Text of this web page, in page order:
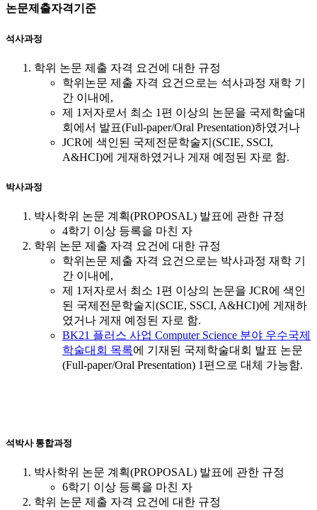
논문제출자격기준
석사과정
학위 논문 제출 자격 요건에 대한 규정
학위논문 제출 자격 요건으로는 석사과정 재학 기
간 이내에,
제 1저자로서 최소 1편 이상의 논문을 국제학술대
회에서 발표(Full-paper/Oral Presentation)하였거나
JCR에 색인된 국제전문학술지(SCIE, SSCI,
A&HCI)에 게재하였거나 게재 예정된 자로 함.
박사과정
박사학위 논문 계획(PROPOSAL) 발표에 관한 규정
4학기 이상 등록을 마친 자
학위 논문 제출 자격 요건에 대한 규정
학위논문 제출 자격 요건으로는 박사과정 재학 기
간 이내에,
제 1저자로서 최소 1편 이상의 논문을 JCR에 색인
된 국제전문학술지(SCIE, SSCI, A&HCI)에 게재하
였거나 게재 예정된 자로 함.
BK21 플러스 사업 Computer Science 분야 우수국제
학술대회 목록에 기재된 국제학술대회 발표 논문
(Full-paper/Oral Presentation) 1편으로 대체 가능함.
석박사 통합과정
박사학위 논문 계획(PROPOSAL) 발표에 관한 규정
6학기 이상 등록을 마친 자
학위 논문 제출 자격 요건에 대한 규정